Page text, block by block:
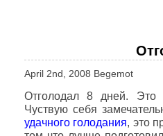
April 2nd, 2008 Begemot
Отголодал 8 дней. Это
Чуствую себя
удачного голодания, это